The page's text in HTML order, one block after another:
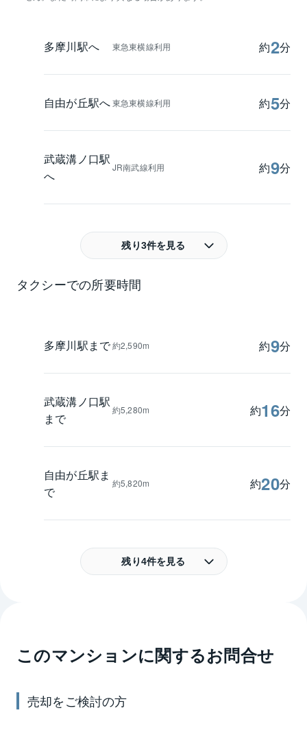
多摩川駅へ 東急東横線利用 約2分
自由が丘駅へ東急東横線利用 約5分
武蔵溝ノ口駅
へ
JR南武線利用 約9分
残り3件を見る
タクシーでの所要時間
多摩川駅まで約2,590m 約9分
武蔵溝ノ口駅
まで
約5,280m 約16分
自由が丘駅ま
で
約5,820m 約20分
残り4件を見る
このマンションに関するお問合せ
売却をご検討の方